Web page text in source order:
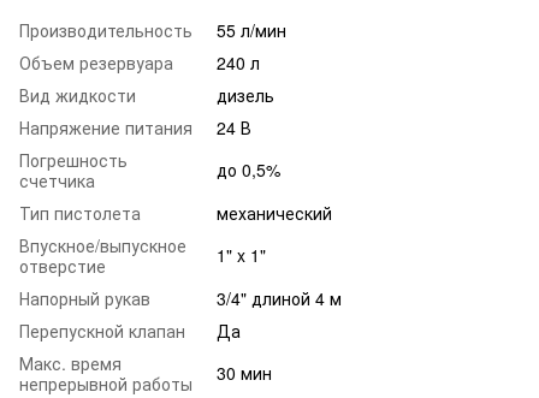
Производительность
55 л/мин
Объем резервуара
240 л
Вид жидкости
дизель
Напряжение питания
24 В
Погрешность
счетчика
до 0,5%
Тип пистолета
механический
Впускное/выпускное
отверстие
1" x 1"
Напорный рукав
3/4" длиной 4 м
Перепускной клапан
Да
Макс. время
непрерывной работы
30 мин